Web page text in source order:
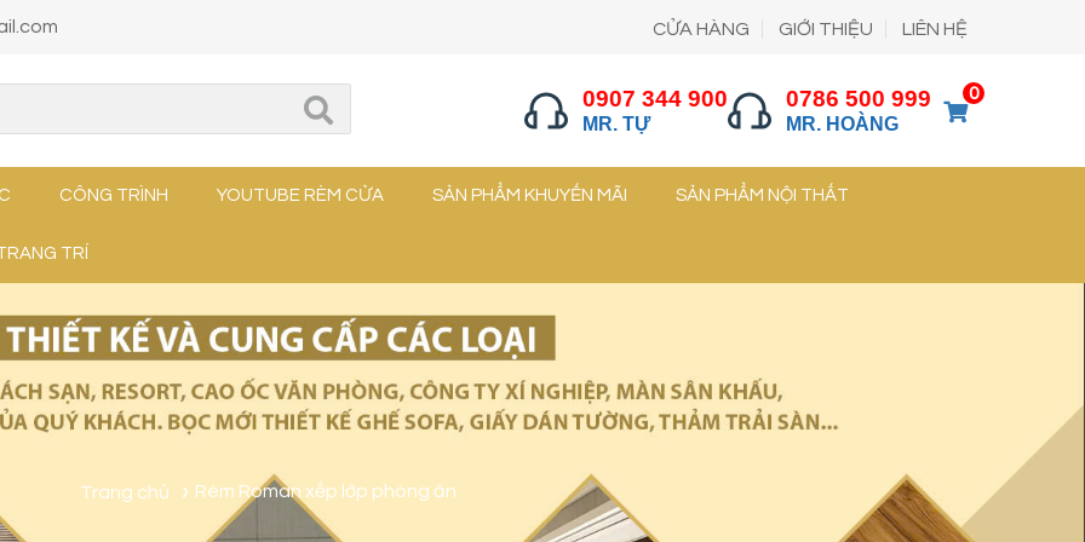
CỬA HÀNG GIỚI THIỆU LIÊN HỆ
0907 344 900
MR. TỰ
0786 500 999
MR. HOÀNG
0
CÔNG TRÌNH YOUTUBE RÈM CỬA SẢN PHẨM KHUYẾN MÃI SẢN PHẨM NỘI THẤT
TRÍ
Trang chủ Rèm Roman xếp lớp phòng ăn